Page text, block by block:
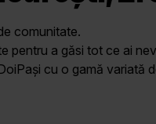
comunitate.
pentru a găsi tot ce ai
cu o gamă variată